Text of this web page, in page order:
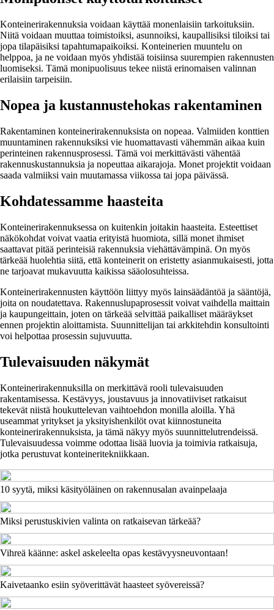
Konteinerirakennuksia voidaan käyttää monenlaisiin tarkoituksiin.
Niitä voidaan muuttaa toimistoiksi, asunnoiksi, kaupallisiksi tiloiksi tai
jopa tilapäisiksi tapahtumapaikoiksi. Konteinerien muuntelu on
helppoa, ja ne voidaan myös yhdistää toisiinsa suurempien rakennusten
luomiseksi. Tämä monipuolisuus tekee niistä erinomaisen valinnan
erilaisiin tarpeisiin.
Nopea ja kustannustehokas rakentaminen
Rakentaminen konteinerirakennuksista on nopeaa. Valmiiden konttien
muuntaminen rakennuksiksi vie huomattavasti vähemmän aikaa kuin
perinteinen rakennusprosessi. Tämä voi merkittävästi vähentää
rakennuskustannuksia ja nopeuttaa aikarajoja. Monet projektit voidaan
saada valmiiksi vain muutamassa viikossa tai jopa päivässä.
Kohdatessamme haasteita
Konteinerirakennuksessa on kuitenkin joitakin haasteita. Esteettiset
näkökohdat voivat vaatia erityistä huomiota, sillä monet ihmiset
saattavat pitää perinteisiä rakennuksia viehättävämpinä. On myös
tärkeää huolehtia siitä, että konteinerit on eristetty asianmukaisesti, jotta
ne tarjoavat mukavuutta kaikissa sääolosuhteissa.
Konteinerirakennusten käyttöön liittyy myös lainsäädäntöä ja sääntöjä,
joita on noudatettava. Rakennuslupaprosessit voivat vaihdella maittain
ja kaupungeittain, joten on tärkeää selvittää paikalliset määräykset
ennen projektin aloittamista. Suunnittelijan tai arkkitehdin konsultointi
voi helpottaa prosessin sujuvuutta.
Tulevaisuuden näkymät
Konteinerirakennuksilla on merkittävä rooli tulevaisuuden
rakentamisessa. Kestävyys, joustavuus ja innovatiiviset ratkaisut
tekevät niistä houkuttelevan vaihtoehdon monilla aloilla. Yhä
useammat yritykset ja yksityishenkilöt ovat kiinnostuneita
konteinerirakennuksista, ja tämä näkyy myös suunnittelutrendeissä.
Tulevaisuudessa voimme odottaa lisää luovia ja toimivia ratkaisuja,
jotka perustuvat konteineritekniikkaan.
10 syytä, miksi käsityöläinen on rakennusalan avainpelaaja
Miksi perustuskivien valinta on ratkaisevan tärkeää?
Vihreä käänne: askel askeleelta opas kestävyysneuvontaan!
Kaivetaanko esiin syöverittävät haasteet syövereissä?